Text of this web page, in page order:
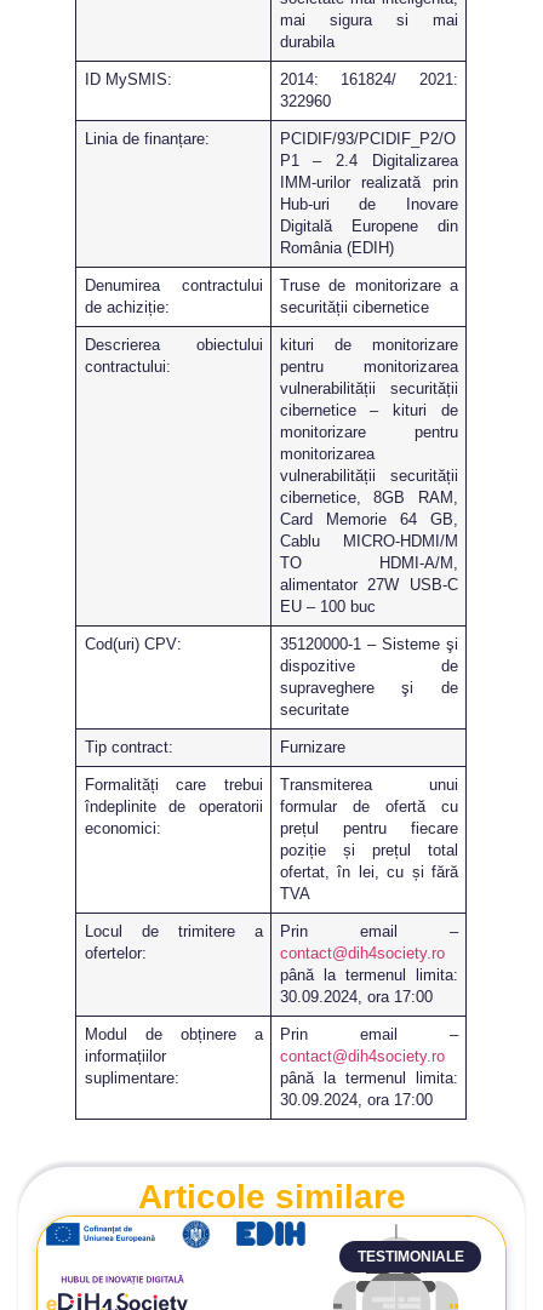
mai sigura si mai
durabila
ID MySMIS:
2014: 161824/ 2021:
322960
Linia de finanțare:
PCIDIF/93/PCIDIF_P2/O
P1 – 2.4 Digitalizarea
IMM-urilor realizată prin
Hub-uri de Inovare
Digitală Europene din
România (EDIH)
Denumirea contractului
de achiziție:
Truse de monitorizare a
securității cibernetice
Descrierea obiectului
contractului:
kituri de monitorizare
pentru monitorizarea
vulnerabilității securității
cibernetice – kituri de
monitorizare pentru
monitorizarea
vulnerabilității securității
cibernetice, 8GB RAM,
Card Memorie 64 GB,
Cablu MICRO-HDMI/M
TO HDMI-A/M,
alimentator 27W USB-C
EU – 100 buc
Cod(uri) CPV:
35120000-1 – Sisteme şi
dispozitive de
supraveghere şi de
securitate
Tip contract: Furnizare
Formalități care trebui
îndeplinite de operatorii
economici:
Transmiterea unui
formular de ofertă cu
prețul pentru fiecare
poziție și prețul total
ofertat, în lei, cu și fără
TVA
Locul de trimitere a
ofertelor:
Prin email –
contact@dih4society.ro
până la termenul limita:
30.09.2024, ora 17:00
Modul de obținere a
informațiilor
suplimentare:
Prin email –
contact@dih4society.ro
până la termenul limita:
30.09.2024, ora 17:00
Articole similare
TESTIMONIALE